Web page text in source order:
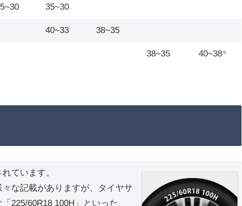
35~30
40~33 38~35
38~35 40~38※
ています。
な記載がありますが、タイヤサ
225/60R18 100H」といった、